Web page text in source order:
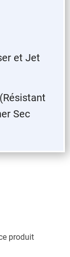
et Jet
Sec
produit